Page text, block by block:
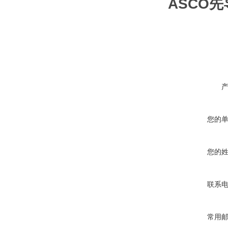
ASCO先
您的
您的
联系
常用